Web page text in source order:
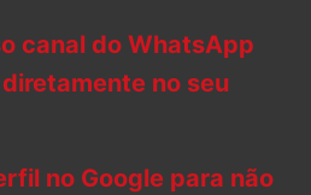
canal do WhatsApp
no seu
no Google para não